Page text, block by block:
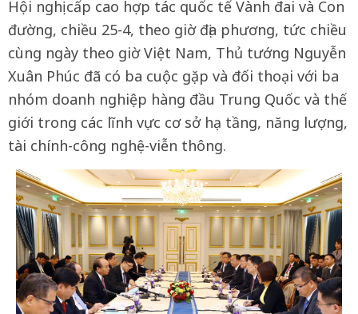
Hội nghị cấp cao hợp tác quốc tế Vành đai và Con
đường, chiều 25-4, theo giờ địa phương, tức chiều
cùng ngày theo giờ Việt Nam, Thủ tướng Nguyễn
Xuân Phúc đã có ba cuộc gặp và đối thoại với ba
nhóm doanh nghiệp hàng đầu Trung Quốc và thế
giới trong các lĩnh vực cơ sở hạ tầng, năng lượng,
tài chính-công nghệ-viễn thông.